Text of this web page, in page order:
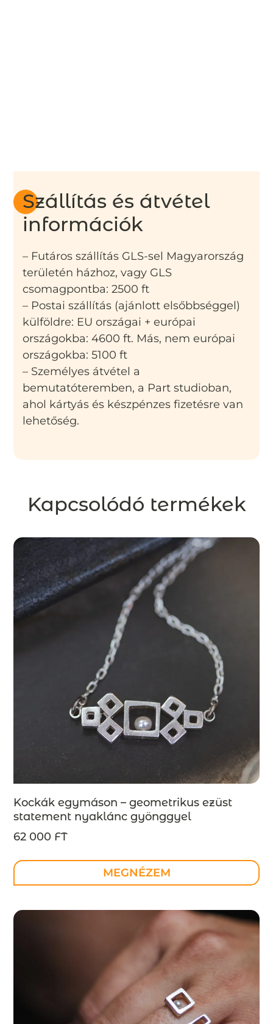
Szállítás és átvétel
információk
– Futáros szállítás GLS-sel Magyarország
területén házhoz, vagy GLS
csomagpontba: 2500 ft
– Postai szállítás (ajánlott elsőbbséggel)
külföldre: EU országai + európai
országokba: 4600 ft. Más, nem európai
országokba: 5100 ft
– Személyes átvétel a
bemutatóteremben, a Part studioban,
ahol kártyás és készpénzes fizetésre van
lehetőség.
Kapcsolódó termékek
Kockák egymáson – geometrikus ezüst
statement nyaklánc gyönggyel
INDUSTREAL kollekció – design ékszer –
MEGRENDELÉSRE
62 000 FT
MEGNÉZEM